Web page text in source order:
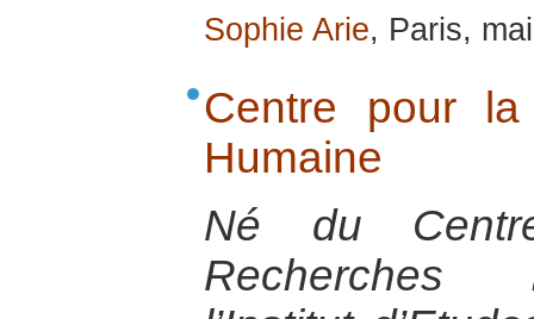
Sophie Arie, Paris,
Centre pour
Humaine
Né du
Recherches